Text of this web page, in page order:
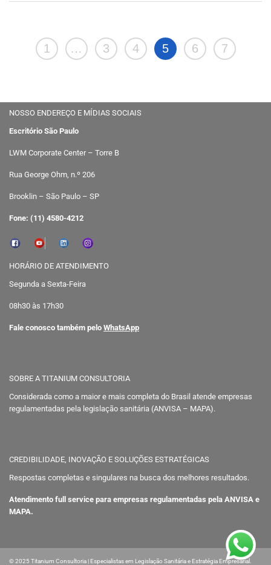
1 … 3 4 5 6 7
NOSSO ENDEREÇO E MÍDIAS SOCIAIS
Escritório São Paulo
LWM Corporate Center – Torre B
Rua George Ohm, n.º 206
Brooklin – São Paulo – SP
Fone: (11) 4580-4212
HORÁRIO DE ATENDIMENTO
Segunda a Sexta-Feira
08h30 às 17h30
Fale conosco também pelo WhatsApp
SOBRE A TITANIUM CONSULTORIA
Considerada como a maior e mais completa do Brasil atende empresas
regulamentadas pela legislação sanitária (ANVISA – MAPA).
CREDIBILIDADE, INOVAÇÃO E SOLUÇÕES ESTRATÉGICAS
Respostas completas e singulares na busca dos melhores resultados.
Atendimento full service para empresas regulamentadas pela ANVISA e
MAPA.
© 2025 Titanium Consultoria | Especialistas em Legislação Sanitária e Estratégia Empresarial.